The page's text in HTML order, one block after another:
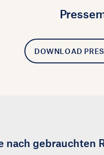
DOWNLOAD
nach gebrauchten